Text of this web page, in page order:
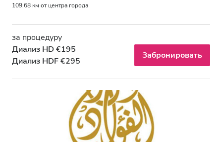
109.68 км от центра города
за процедуру
Диализ HD €195
Диализ HDF €295
Забронировать